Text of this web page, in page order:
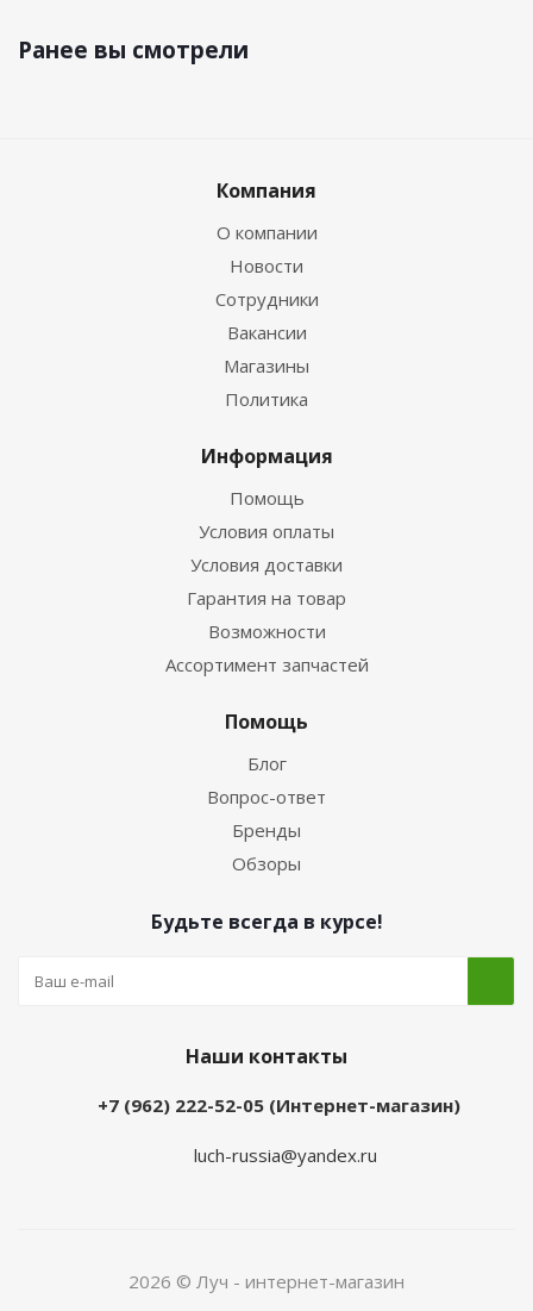
Ранее вы смотрели
Компания
О компании
Новости
Сотрудники
Вакансии
Магазины
Политика
Информация
Помощь
Условия оплаты
Условия доставки
Гарантия на товар
Возможности
Ассортимент запчастей
Помощь
Блог
Вопрос-ответ
Бренды
Обзоры
Будьте всегда в курсе!
Наши контакты
+7 (962) 222-52-05 (Интернет-магазин)
luch-russia@yandex.ru
2026 © Луч - интернет-магазин